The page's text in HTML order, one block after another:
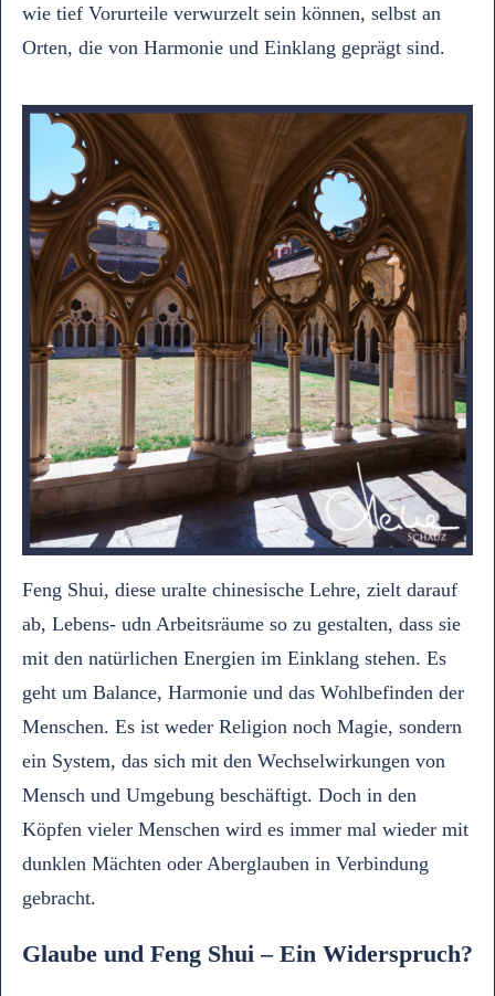
wie tief Vorurteile verwurzelt sein können, selbst an
Orten, die von Harmonie und Einklang geprägt sind.
Feng Shui, diese uralte chinesische Lehre, zielt darauf
ab, Lebens- udn Arbeitsräume so zu gestalten, dass sie
mit den natürlichen Energien im Einklang stehen. Es
geht um Balance, Harmonie und das Wohlbefinden der
Menschen. Es ist weder Religion noch Magie, sondern
ein System, das sich mit den Wechselwirkungen von
Mensch und Umgebung beschäftigt. Doch in den
Köpfen vieler Menschen wird es immer mal wieder mit
dunklen Mächten oder Aberglauben in Verbindung
gebracht.
Glaube und Feng Shui – Ein Widerspruch?